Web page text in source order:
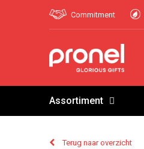
Commitment
Assortiment
Terug naar overzicht